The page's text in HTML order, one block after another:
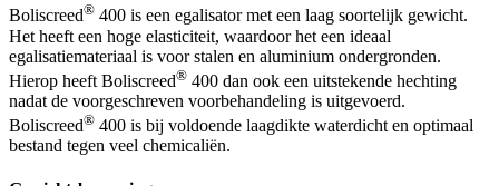
Boliscreed® 400 is een egalisator met een laag soortelijk gewicht.
Het heeft een hoge elasticiteit, waardoor het een ideaal
egalisatiemateriaal is voor stalen en aluminium ondergronden.
Hierop heeft Boliscreed® 400 dan ook een uitstekende hechting
nadat de voorgeschreven voorbehandeling is uitgevoerd.
Boliscreed® 400 is bij voldoende laagdikte waterdicht en optimaal
bestand tegen veel chemicaliën.